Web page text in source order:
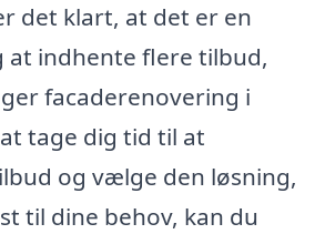
det klart, at det er en
at indhente flere tilbud,
facaderenovering i
tage dig tid til at
og vælge den løsning,
til dine behov, kan du